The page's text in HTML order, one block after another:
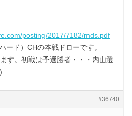
posting/2017/7182/mds.pdf
ード）CHの本戦ドローです。
す。初戦は予選勝者・・・内山選
#36740